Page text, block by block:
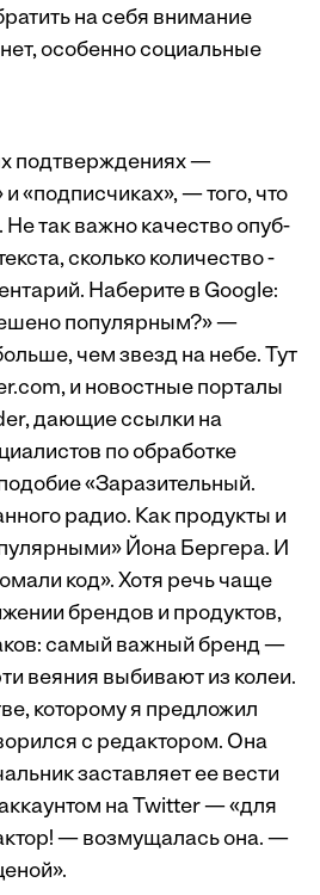
на себя внимание
особенно социальные
подтверждениях —
и «подписчиках», — того, что
Не так важно качество опуб­
сколько количество
Наберите в Google:
популярным?» —
чем звезд на небе. Тут
и новостные порталы
дающие ссылки на
по обработке
«Заразительный.
радио. Как продукты и
Йона Бергера. И
код». Хотя речь чаще
брендов и продуктов,
самый важный бренд —
веяния выбивают из колеи.
которому я предложил
с редактором. Она
заставляет ее вести
на Twitter — «для
— возмущалась она. —